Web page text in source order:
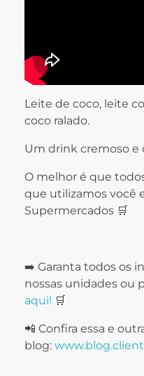
Leite de coco, leite
coco ralado.
Um drink cremoso e
O melhor é que
que utilizamos você
Supermercados 🛒
➡️ Garanta todos os
nossas unidades ou
aqui! 🛒
📲 Confira essa e
blog: